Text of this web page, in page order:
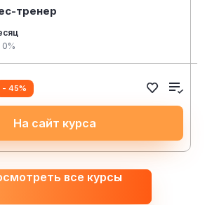
тренер
0%
- 45%
На сайт курса
все курсы